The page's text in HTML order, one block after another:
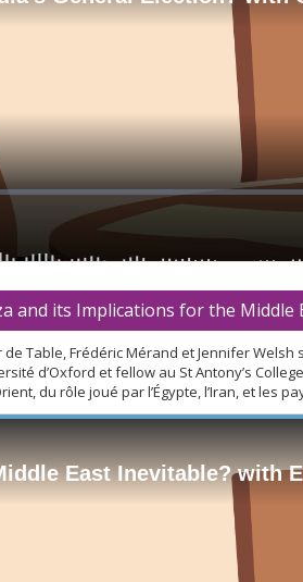
and its Implications for the Middle
Table, Frédéric Mérand et Jennifer
d’Oxford et fellow au St Antony’s
du rôle joué par l’Égypte, l’Iran, et les